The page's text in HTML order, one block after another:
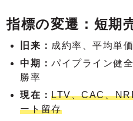
指標の変遷：短期
旧来： 成約率、平均単
中期：パイプライン健
勝率
現在：LTV、CAC、
ート留存